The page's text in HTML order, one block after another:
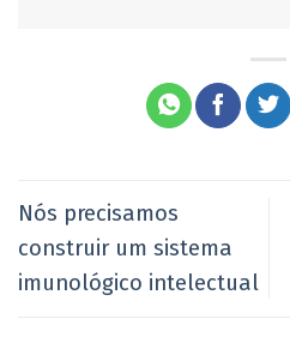
Nós precisamos
construir um sistema
imunológico intelectual